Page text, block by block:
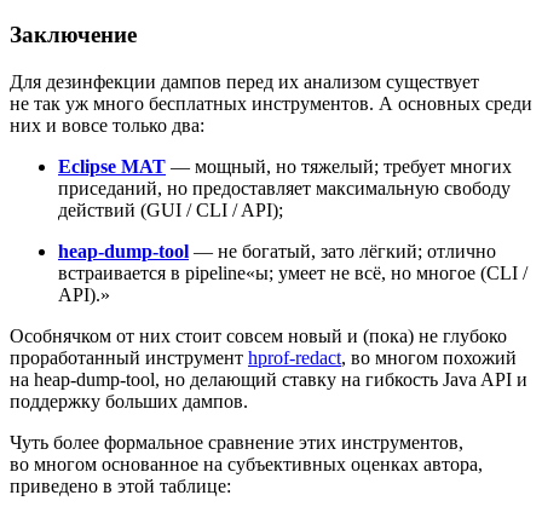
Заключение
Для дезинфекции дампов перед их анализом существует
не так уж много бесплатных инструментов. А основных среди
них и вовсе только два:
Eclipse MAT — мощный, но тяжелый; требует многих
приседаний, но предоставляет максимальную свободу
действий (GUI / CLI / API);
heap‑dump‑tool — не богатый, зато лёгкий; отлично
встраивается в pipeline«ы; умеет не всё, но многое (CLI /
API).»
Особнячком от них стоит совсем новый и (пока) не глубоко
проработанный инструмент hprof‑redact, во многом похожий
на heap‑dump‑tool, но делающий ставку на гибкость Java API и
поддержку больших дампов.
Чуть более формальное сравнение этих инструментов,
во многом основанное на субъективных оценках автора,
приведено в этой таблице: